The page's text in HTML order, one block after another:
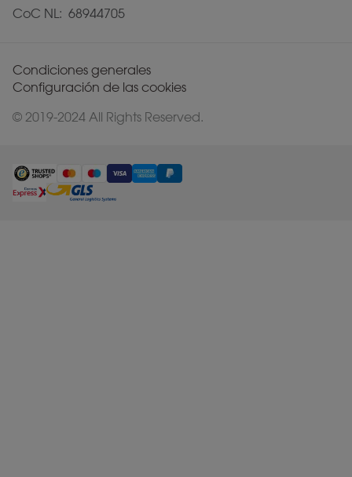
CoC NL: 68944705
© 2019-2024 All Rights Reserved.
Condiciones generales
Configuración de las cookies